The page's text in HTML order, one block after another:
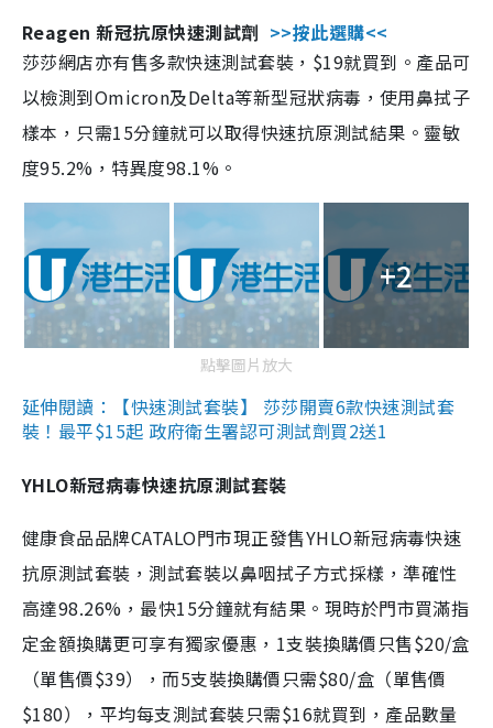
Reagen 新冠抗原快速測試劑 >>按此選購<<
莎莎網店亦有售多款快速測試套裝，$19就買到。產品可
以檢測到Omicron及Delta等新型冠狀病毒，使用鼻拭子
樣本，只需15分鐘就可以取得快速抗原測試結果。靈敏
度95.2%，特異度98.1%。
+2
點擊圖片放大
延伸閱讀：【快速測試套裝】 莎莎開賣6款快速測試套
裝！最平$15起 政府衛生署認可測試劑買2送1
YHLO新冠病毒快速抗原測試套裝
健康食品品牌CATALO門市現正發售YHLO新冠病毒快速
抗原測試套裝，測試套裝以鼻咽拭子方式採樣，準確性
高達98.26%，最快15分鐘就有結果。現時於門市買滿指
定金額換購更可享有獨家優惠，1支裝換購價只售$20/盒
（單售價$39），而5支裝換購價只需$80/盒（單售價
$180），平均每支測試套裝只需$16就買到，產品數量